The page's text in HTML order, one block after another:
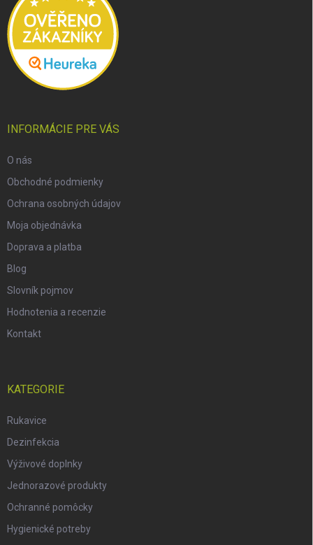
INFORMÁCIE PRE VÁS
O nás
Obchodné podmienky
Ochrana osobných údajov
Moja objednávka
Doprava a platba
Blog
Slovník pojmov
Hodnotenia a recenzie
Kontakt
KATEGORIE
Rukavice
Dezinfekcia
Výživové doplnky
Jednorazové produkty
Ochranné pomôcky
Hygienické potreby